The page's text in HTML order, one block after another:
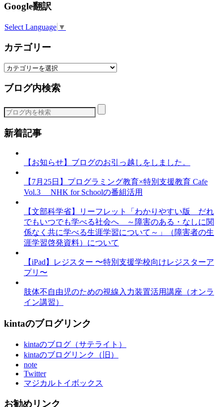
Google翻訳
Select Language ▼
カテゴリー
カ
ゴ
ー
ブログ内検索
新着記事
【お知らせ】ブログのお引っ越しをしました。
【7月25日】プログラミング教育×特別支援教育 Cafe
Vol.3 NHK for Schoolの番組活用
【文部科学省】リーフレット「わかりやすい版 だれ
でもいつでも学べる社会へ ～障害のある・なしに関
係なく共に学べる生涯学習について～」（障害者の生
涯学習啓発資料）について
【iPad】レジスター 〜特別支援学校向けレジスターア
プリ〜
肢体不自由児のための視線入力装置活用講座（オンラ
イン講習）
kintaのブログリンク
kintaのブログ（サテライト）
kintaのブログリンク（旧）
note
Twitter
マジカルトイボックス
お勧めリンク